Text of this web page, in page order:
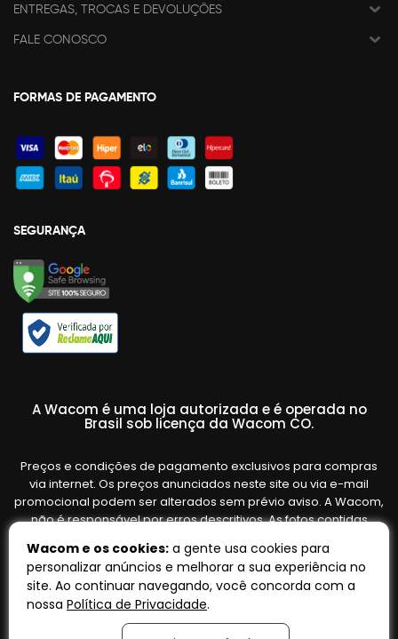
ENTREGAS, TROCAS E DEVOLUÇÕES
FALE CONOSCO
FORMAS DE PAGAMENTO
SEGURANÇA
A Wacom é uma loja autorizada e é operada no
Brasil sob licença da Wacom CO.
Preços e condições de pagamento exclusivos para compras
via internet. Os preços anunciados neste site ou via e-mail
promocional podem ser alterados sem prévio aviso. A Wacom,
não é responsável por erros descritivos. As fotos contidas
variar de acordo com o fornecedor/lote do fabricante. Ofertas
válidas até o término de nossos estoques. Vendas sujeitas à
análise e confirmação de dados.
Wacom e os cookies: a gente usa cookies para
personalizar anúncios e melhorar a sua experiência no
site. Ao continuar navegando, você concorda com a
nossa Política de Privacidade.